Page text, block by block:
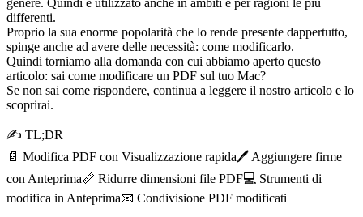
genere. Quindi è utilizzato anche in ambiti e per ragioni le più
differenti.
Proprio la sua enorme popolarità che lo rende presente dappertutto,
spinge anche ad avere delle necessità: come modificarlo.
Quindi torniamo alla domanda con cui abbiamo aperto questo
articolo: sai come modificare un PDF sul tuo Mac?
Se non sai come rispondere, continua a leggere il nostro articolo e lo
scoprirai.
✍ TL;DR
📄 Modifica PDF con Visualizzazione rapida🖊️ Aggiungere firme
con Anteprima📏 Ridurre dimensioni file PDF💻 Strumenti di
modifica in Anteprima📧 Condivisione PDF modificati